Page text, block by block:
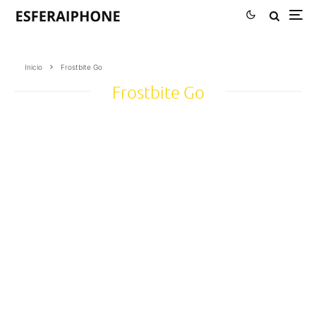
Inicio Frostbite Go
Frostbite Go